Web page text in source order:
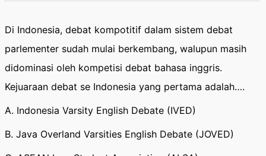
Di Indonesia, debat kompotitif dalam sistem debat
parlementer sudah mulai berkembang, walupun masih
didominasi oleh kompetisi debat bahasa inggris.
Kejuaraan debat se Indonesia yang pertama adalah….
A. Indonesia Varsity English Debate (IVED)
B. Java Overland Varsities English Debate (JOVED)